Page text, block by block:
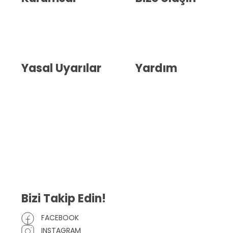
Yasal Uyarılar Yardım
Bizi Takip Edin!
FACEBOOK
INSTAGRAM